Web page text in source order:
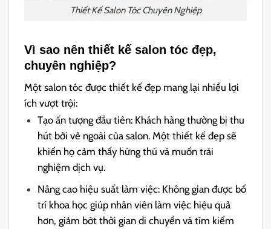
Thiết Kế Salon Tóc Chuyên Nghiệp
Vì sao nên thiết kế salon tóc đẹp,
chuyên nghiệp?
Một salon tóc được thiết kế đẹp mang lại nhiều lợi
ích vượt trội:
Tạo ấn tượng đầu tiên: Khách hàng thường bị thu
hút bởi vẻ ngoài của salon. Một thiết kế đẹp sẽ
khiến họ cảm thấy hứng thú và muốn trải
nghiệm dịch vụ.
Nâng cao hiệu suất làm việc: Không gian được bố
trí khoa học giúp nhân viên làm việc hiệu quả
hơn, giảm bớt thời gian di chuyển và tìm kiếm